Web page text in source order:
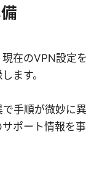
在のVPN設定を
ます。
手順が微妙に異
ポート情報を事